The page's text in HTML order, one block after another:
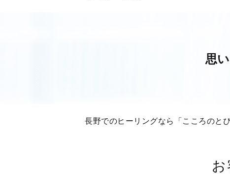
思
長野でのヒーリングなら「こころのと